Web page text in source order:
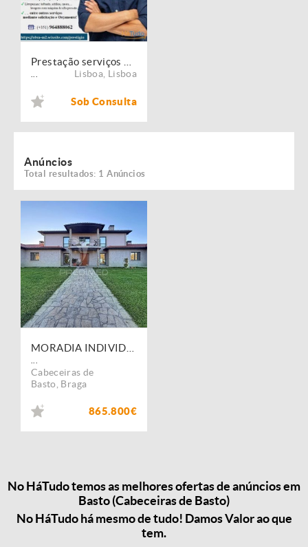
Lisboa Lisboa
Sob Consulta
Anúncios
Total resultados: 1 Anúncios
Cabeceiras de
Basto Braga
865.800€
No HáTudo temos as melhores ofertas de anúncios em
Basto (Cabeceiras de Basto)
No HáTudo há mesmo de tudo! Damos Valor ao que
tem.